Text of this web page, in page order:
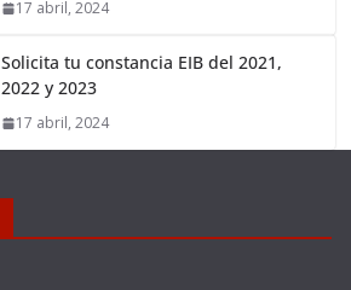
17 abril, 2024
Solicita tu constancia EIB del 2021,
2022 y 2023
17 abril, 2024